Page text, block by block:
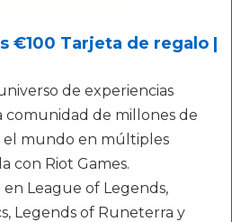
€100 Tarjeta de regalo |
de experiencias
comunidad de millones de
el mundo en múltiples
con Riot Games.
League of Legends,
Legends of Runeterra y